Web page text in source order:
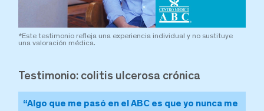
*Este testimonio refleja una experiencia individual y no sustituye
una valoración médica.
Testimonio: colitis ulcerosa crónica
“Algo que me pasó en el ABC es que yo nunca me